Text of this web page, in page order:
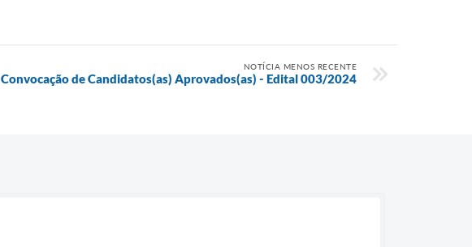
NOTÍCIA MENOS RECENTE
Convocação de Candidatos(as) Aprovados(as) - Edital 003/2024